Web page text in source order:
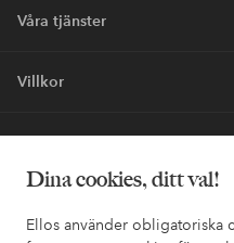
Dina cookies, ditt val!
Ellos använder obligatoriska
Våra tjänster
Villkor
Vänner